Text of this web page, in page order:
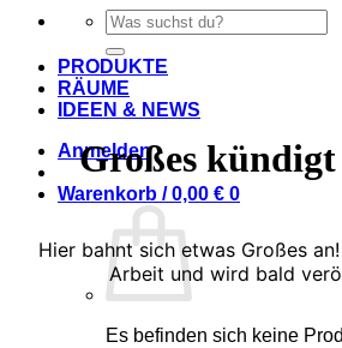
Suche
nach:
PRODUKTE
RÄUME
IDEEN & NEWS
Anmelden
Warenkorb /0,00 € 0
Es befinden sich keine
Großes kündigt
Hier bahnt sich etwas Großes
Arbeit und wird bald